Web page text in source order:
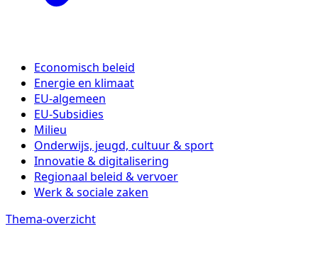
Economisch beleid
Energie en klimaat
EU-algemeen
EU-Subsidies
Milieu
Onderwijs, jeugd, cultuur & sport
Innovatie & digitalisering
Regionaal beleid & vervoer
Werk & sociale zaken
Thema-overzicht